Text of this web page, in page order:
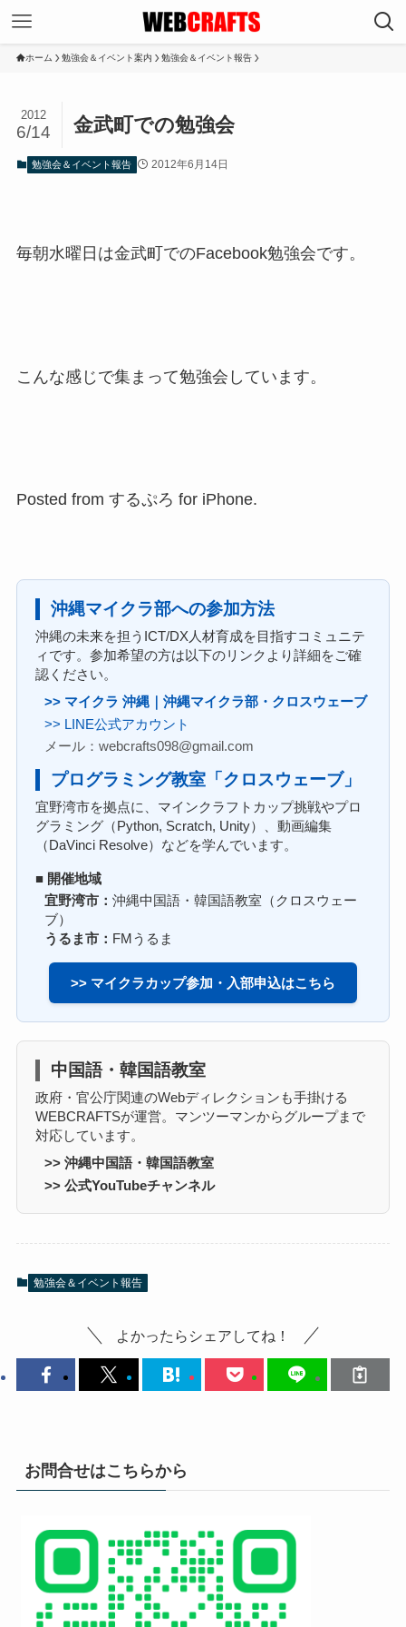
ホーム 勉強会＆イベント案内 勉強会＆イベント報告
金武町での勉強会
2012
6/14
勉強会＆イベント報告 2012年6月14日
毎朝水曜日は金武町でのFacebook勉強会です。
こんな感じで集まって勉強会しています。
Posted from するぷろ for iPhone.
沖縄マイクラ部への参加方法
沖縄の未来を担うICT/DX人材育成を目指すコミュニテ
ィです。参加希望の方は以下のリンクより詳細をご確
認ください。
>> マイクラ 沖縄｜沖縄マイクラ部・クロスウェーブ
>> LINE公式アカウント
メール：webcrafts098@gmail.com
プログラミング教室「クロスウェーブ」
宜野湾市を拠点に、マインクラフトカップ挑戦やプロ
グラミング（Python, Scratch, Unity）、動画編集
（DaVinci Resolve）などを学んでいます。
■ 開催地域
宜野湾市： 沖縄中国語・韓国語教室（クロスウェー
ブ）
うるま市： FMうるま
>> マイクラカップ参加・入部申込はこちら
中国語・韓国語教室
政府・官公庁関連のWebディレクションも手掛ける
WEBCRAFTSが運営。マンツーマンからグループまで
対応しています。
>> 沖縄中国語・韓国語教室
>> 公式YouTubeチャンネル
勉強会＆イベント報告
よかったらシェアしてね！
お問合せはこちらから